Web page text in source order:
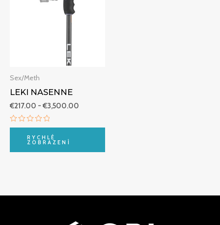
Sex/Meth
LEKI NASENNE
€217.00 - €3,500.00
Hodnocení
RYCHLÉ
ZOBRAZENÍ